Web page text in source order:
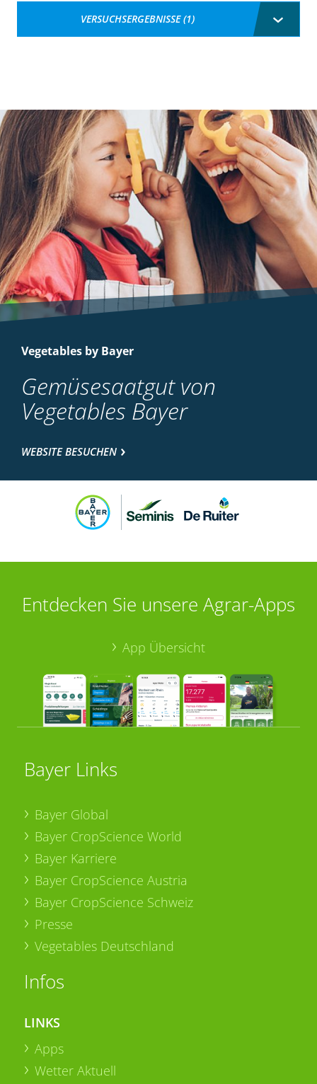
VERSUCHSERGEBNISSE (1)
Vegetables by Bayer
Gemüsesaatgut von
Vegetables Bayer
WEBSITE BESUCHEN
Entdecken Sie unsere Agrar-Apps
App Übersicht
Bayer Links
Bayer Global
Bayer CropScience World
Bayer Karriere
Bayer CropScience Austria
Bayer CropScience Schweiz
Presse
Vegetables Deutschland
Infos
LINKS
Apps
Wetter Aktuell